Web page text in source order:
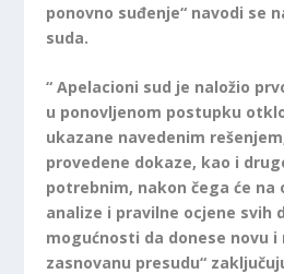
ponovno suđenje“ navodi se
suda.
“ Apelacioni sud je naložio
u ponovljenom postupku
ukazane navedenim
provedene dokaze, kao i
potrebnim, nakon čega će na
analize i pravilne ocjene svih
mogućnosti da donese novu i
zasnovanu presudu“